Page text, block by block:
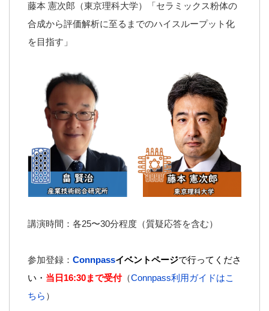
藤本 憲次郎（東京理科大学）「セラミックス粉体の
合成から評価解析に至るまでのハイスループット化
を目指す」
講演時間：各25〜30分程度（質疑応答を含む）
参加登録： Connpassイベントページで行ってくださ
い・ 当日16:30まで受付（Connpass利用ガイドはこ
ちら ）